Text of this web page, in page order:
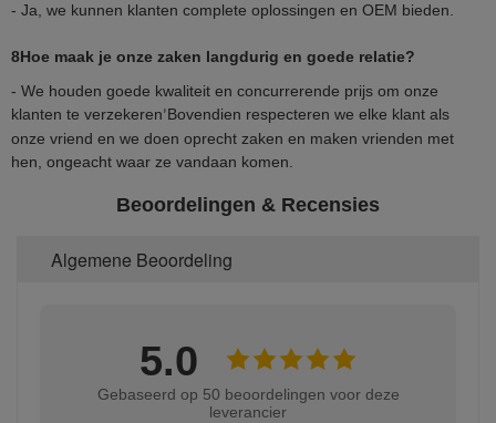
- Ja, we kunnen klanten complete oplossingen en OEM bieden.
8Hoe maak je onze zaken langdurig en goede relatie?
- We houden goede kwaliteit en concurrerende prijs om onze
klanten te verzekeren’Bovendien respecteren we elke klant als
onze vriend en we doen oprecht zaken en maken vrienden met
hen, ongeacht waar ze vandaan komen.
Beoordelingen & Recensies
Algemene Beoordeling
5.0
Gebaseerd op 50 beoordelingen voor deze
leverancier